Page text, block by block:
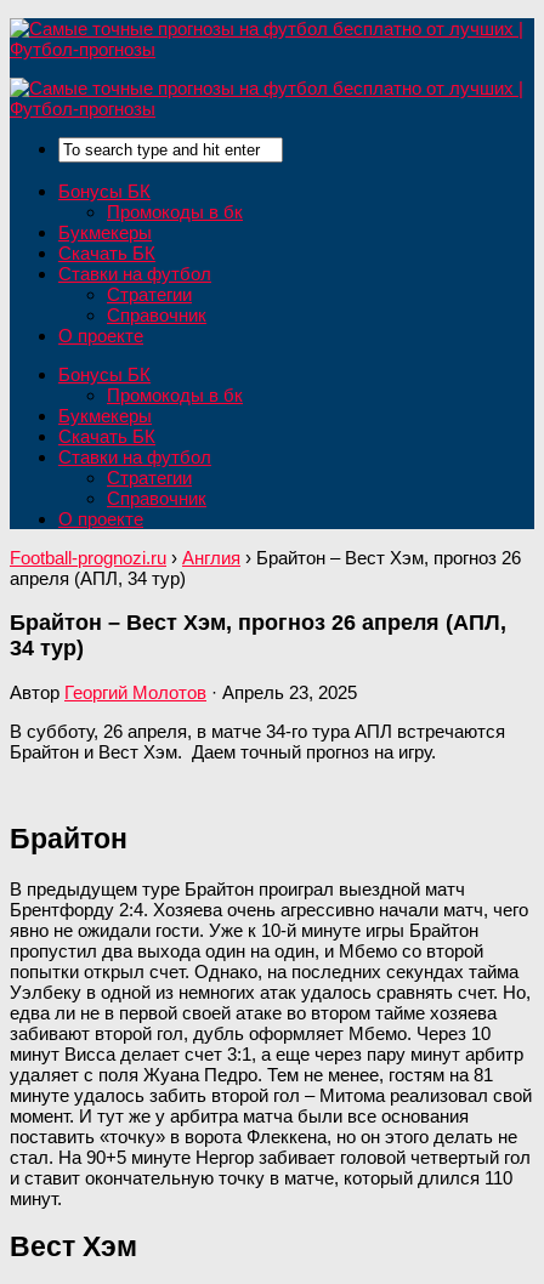
Бонусы БК
Промокоды в бк
Букмекеры
Скачать БК
Ставки на футбол
Стратегии
Справочник
О проекте
Бонусы БК
Промокоды в бк
Букмекеры
Скачать БК
Ставки на футбол
Стратегии
Справочник
О проекте
Football-prognozi.ru › Англия › Брайтон – Вест Хэм, прогноз 26
апреля (АПЛ, 34 тур)
Брайтон – Вест Хэм, прогноз 26 апреля (АПЛ,
34 тур)
Автор Георгий Молотов · Апрель 23, 2025
В субботу, 26 апреля, в матче 34-го тура АПЛ встречаются
Брайтон и Вест Хэм. Даем точный прогноз на игру.
Брайтон
В предыдущем туре Брайтон проиграл выездной матч
Брентфорду 2:4. Хозяева очень агрессивно начали матч, чего
явно не ожидали гости. Уже к 10-й минуте игры Брайтон
пропустил два выхода один на один, и Мбемо со второй
попытки открыл счет. Однако, на последних секундах тайма
Уэлбеку в одной из немногих атак удалось сравнять счет. Но,
едва ли не в первой своей атаке во втором тайме хозяева
забивают второй гол, дубль оформляет Мбемо. Через 10
минут Висса делает счет 3:1, а еще через пару минут арбитр
удаляет с поля Жуана Педро. Тем не менее, гостям на 81
минуте удалось забить второй гол – Митома реализовал свой
момент. И тут же у арбитра матча были все основания
поставить «точку» в ворота Флеккена, но он этого делать не
стал. На 90+5 минуте Нергор забивает головой четвертый гол
и ставит окончательную точку в матче, который длился 110
минут.
Вест Хэм